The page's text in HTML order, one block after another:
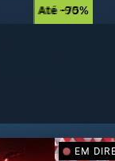
Até -75%
Até -90%
EM